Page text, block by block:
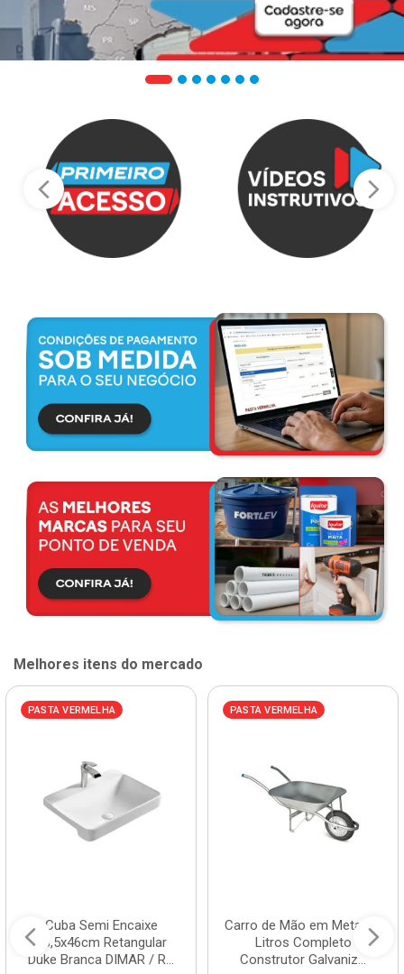
Melhores itens do mercado
PASTA VERMELHA
Cuba Semi Encaixe
58,5x46cm Retangular
Duke Branca DIMAR / R...
PASTA VERMELHA
Carro de Mão em Metal 60
Litros Completo
Construtor Galvaniz...